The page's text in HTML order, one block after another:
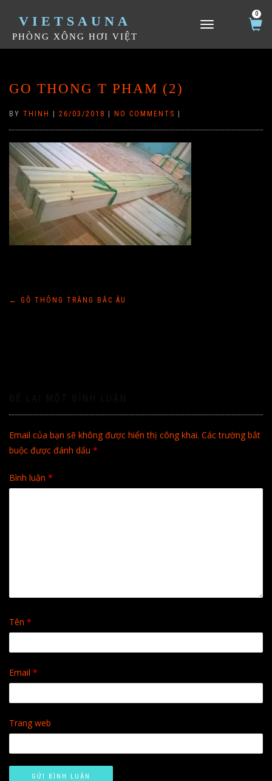
VIETSAUNA
PHÒNG XÔNG HƠI VIỆT
TOGGLE NAVIGATION
0
GO THONG T PHAM (2)
BY THINH 26/03/2018 NO COMMENTS
Điều
← GỖ THÔNG TRẮNG BẮC ÂU
Email của bạn sẽ không được hiển thị công khai. Các trường bắt
buộc được đánh dấu *
Bình luận *
Tên *
Email *
Trang web